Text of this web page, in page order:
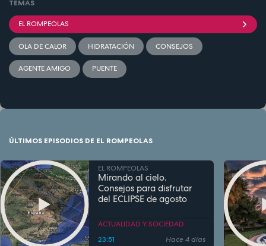
TEMAS
EL ROMPEOLAS
OLA DE CALOR HIDRATACIÓN CONSEJOS
AGENTE AMIGO PUENTE
ÚLTIMOS EPISODIOS DE EL ROMPEOLAS
EL ROMPEOLAS
Mirando al cielo.
Consejos para disfrutar
del ECLIPSE de agosto
ACTUALIDAD Y SOCIEDAD
23:51
Hace 4 días